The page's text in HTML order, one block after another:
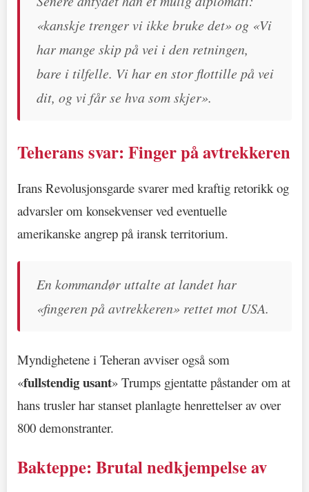
«kanskje trenger vi ikke bruke det» og «Vi
har mange skip på vei i den retningen,
bare i tilfelle. Vi har en stor flottille på vei
dit, og vi får se hva som skjer».
Teherans svar: Finger på avtrekkeren
Irans Revolusjonsgarde svarer med kraftig retorikk og
advarsler om konsekvenser ved eventuelle
amerikanske angrep på iransk territorium.
En kommandør uttalte at landet har
«fingeren på avtrekkeren» rettet mot USA.
Myndighetene i Teheran avviser også som
«fullstendig usant» Trumps gjentatte påstander om at
hans trusler har stanset planlagte henrettelser av over
800 demonstranter.
Bakteppe: Brutal nedkjempelse av